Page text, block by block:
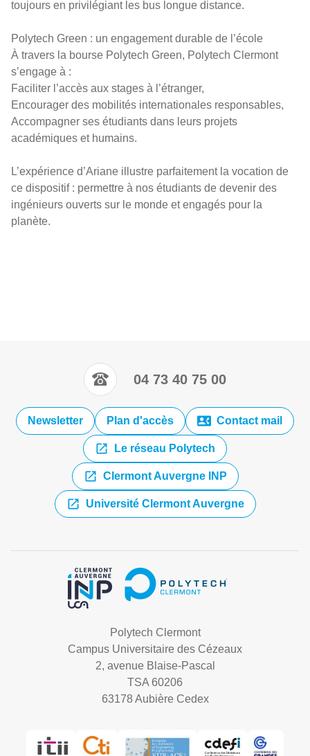
toujours en privilégiant les bus longue distance.
Polytech Green : un engagement durable de l’école
À travers la bourse Polytech Green, Polytech Clermont
s’engage à :
Faciliter l’accès aux stages à l’étranger,
Encourager des mobilités internationales responsables,
Accompagner ses étudiants dans leurs projets
académiques et humains.
L’expérience d’Ariane illustre parfaitement la vocation de
ce dispositif : permettre à nos étudiants de devenir des
ingénieurs ouverts sur le monde et engagés pour la
planète.
04 73 40 75 00
Newsletter Plan d'accès Contact mail
Le réseau Polytech
Clermont Auvergne INP
Université Clermont Auvergne
Polytech Clermont
Campus Universitaire des Cézeaux
2, avenue Blaise-Pascal
TSA 60206
63178 Aubière Cedex